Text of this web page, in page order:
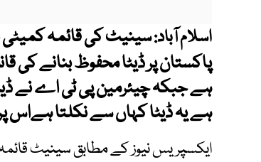
اسلام آباد:سینیٹ کی قائمہ کمیٹی
پاکستان پر ڈیٹا محفوظ بنانے کی
ہے جبکہ چیئرمین پی ٹی اے نے
ہے یہ ڈیٹا کہاں سے نکلتا
ایکسپریس نیوز کے مطابق سینیٹ